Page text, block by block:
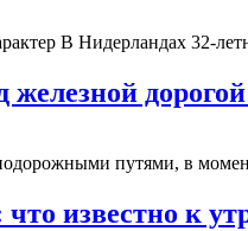
В Нидерландах 32-
путями, в
известно к